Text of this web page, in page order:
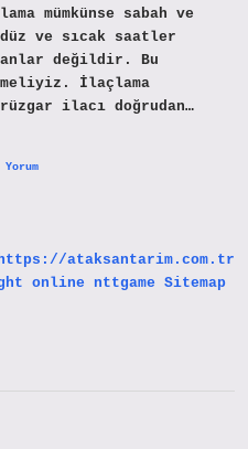
mümkünse sabah ve
ve sıcak saatler
değildir. Bu
İlaçlama
ilacı doğrudan…
Yorum
ataksantarim.com.tr
online nttgame Sitemap